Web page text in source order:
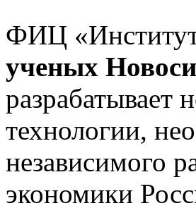
ФИЦ
ученых
разрабатывает
технологии,
независимого
экономики